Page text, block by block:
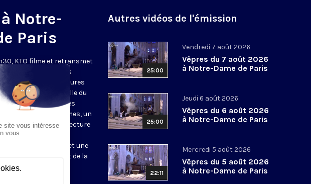
Notre-
Paris
KTO filme et retransmet
Notre-Dame de Paris
font partie des Heures
la prière solennelle du
comprend, après
hymne, deux Psaumes, un
Testament, une lecture
de grâces du
d’intercession et une
textes des Vêpres et de la
toujours ceux
Autres vidéos de l'émission
25:00
Vendredi 7 août 2026
Vêpres du 7 août 2026
à Notre-Dame de Paris
25:00
Jeudi 6 août 2026
Vêpres du 6 août 2026
à Notre-Dame de Paris
22:11
Mercredi 5 août 2026
Vêpres du 5 août 2026
à Notre-Dame de Paris